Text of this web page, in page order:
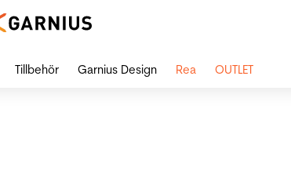
Tillbehör Garnius Design Rea OUTLET